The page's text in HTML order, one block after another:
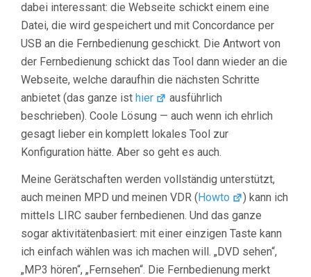
dabei interessant: die Webseite schickt einem eine
Datei, die wird gespeichert und mit Concordance per
USB an die Fernbedienung geschickt. Die Antwort von
der Fernbedienung schickt das Tool dann wieder an die
Webseite, welche daraufhin die nächsten Schritte
anbietet (das ganze ist hier
ausführlich
beschrieben). Coole Lösung — auch wenn ich ehrlich
gesagt lieber ein komplett lokales Tool zur
Konfiguration hätte. Aber so geht es auch.
Meine Gerätschaften werden vollständig unterstützt,
auch meinen MPD und meinen VDR (Howto
) kann ich
mittels LIRC sauber fernbedienen. Und das ganze
sogar aktivitätenbasiert: mit einer einzigen Taste kann
ich einfach wählen was ich machen will. „DVD sehen“,
„MP3 hören“, „Fernsehen“. Die Fernbedienung merkt